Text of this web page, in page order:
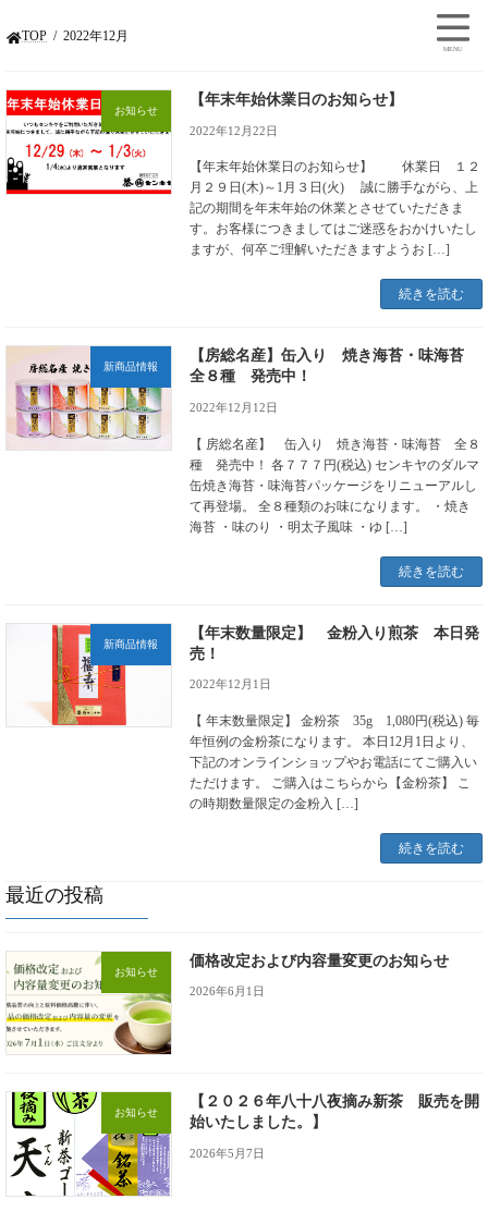
TOP 2022年12月
お知らせ
【年末年始休業日のお知らせ】
2022年12月22日
【年末年始休業日のお知らせ】 休業日 １２
月２９日(木)～1月３日(火) 誠に勝手ながら、上
記の期間を年末年始の休業とさせていただきま
す。お客様につきましてはご迷惑をおかけいたし
ますが、何卒ご理解いただきますようお […]
続きを読む
新商品情報
【房総名産】缶入り 焼き海苔・味海苔
全８種 発売中！
2022年12月12日
【 房総名産】 缶入り 焼き海苔・味海苔 全８
種 発売中！ 各７７７円(税込) センキヤのダルマ
缶焼き海苔・味海苔パッケージをリニューアルし
て再登場。 全８種類のお味になります。 ・焼き
海苔 ・味のり ・明太子風味 ・ゆ […]
続きを読む
新商品情報
【年末数量限定】 金粉入り煎茶 本日発
売！
2022年12月1日
【 年末数量限定】 金粉茶 35g 1,080円(税込) 毎
年恒例の金粉茶になります。 本日12月1日より、
下記のオンラインショップやお電話にてご購入い
ただけます。 ご購入はこちらから【金粉茶】 こ
の時期数量限定の金粉入 […]
続きを読む
最近の投稿
お知らせ
価格改定および内容量変更のお知らせ
2026年6月1日
お知らせ
【２０２６年八十八夜摘み新茶 販売を開
始いたしました。】
2026年5月7日